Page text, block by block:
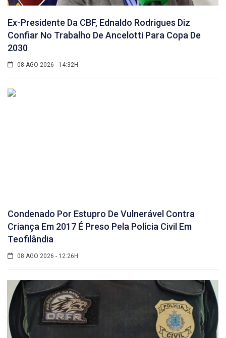
Ex-Presidente Da CBF, Ednaldo Rodrigues Diz
Confiar No Trabalho De Ancelotti Para Copa De
2030
08 AGO 2026 - 14:32H
Condenado Por Estupro De Vulnerável Contra
Criança Em 2017 É Preso Pela Polícia Civil Em
Teofilândia
08 AGO 2026 - 12:26H